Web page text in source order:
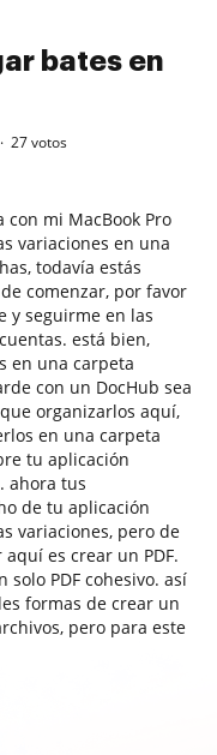
bates en
27votos
mi MacBook Pro
variaciones en una
todavía estás
comenzar, por favor
y seguirme en las
está bien,
en una carpeta
con un DocHub sea
organizarlos aquí,
en una carpeta
tu aplicación
ahora tus
de tu aplicación
variaciones, pero de
es crear un PDF.
solo PDF cohesivo. así
formas de crear un
pero para este